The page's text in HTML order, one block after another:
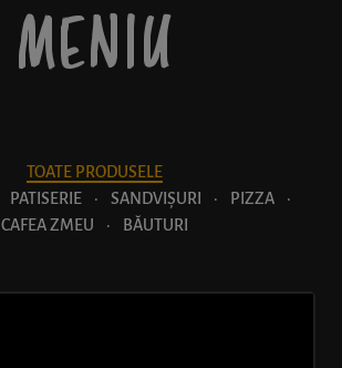
MENIU
TOATE PRODUSELE
PATISERIE · SANDVIȘURI · PIZZA
·
CAFEA ZMEU
· BĂUTURI